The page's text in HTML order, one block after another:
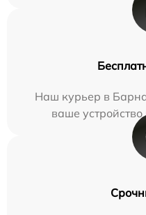
Наш курьер в
ваше